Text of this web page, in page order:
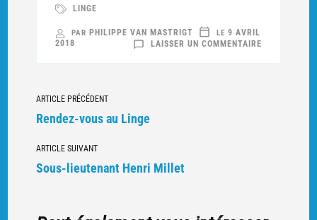
LINGE
PAR PHILIPPE VAN MASTRIGT
LAISSER UN COMMENTAIRESUR
LE9 AVRIL
2018
Navigation
vers
articles
ARTICLE PRÉCÉDENT
Rendez-vous au Linge
ARTICLE SUIVANT
Sous-lieutenant Henri Millet